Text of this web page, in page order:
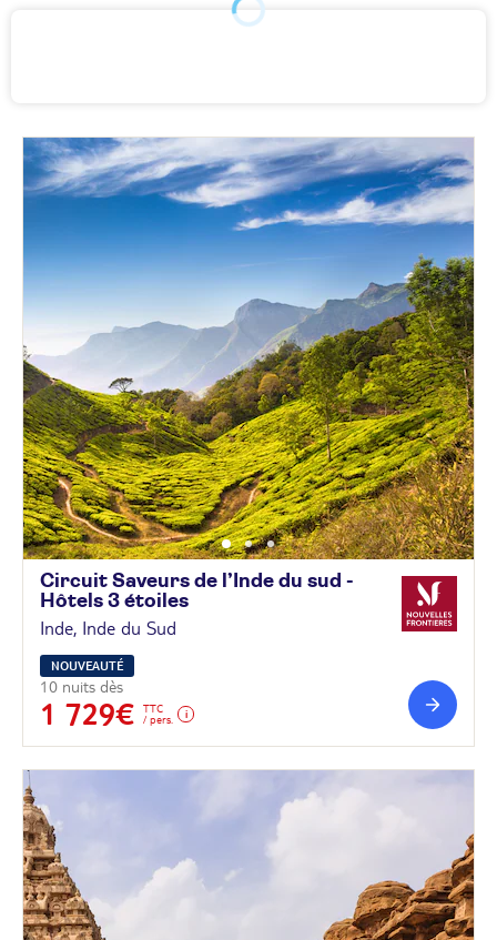
Circuit Saveurs de l’Inde du sud -
Hôtels 3 étoiles
Inde, Inde du Sud
NOUVEAUTÉ
10 nuits dès
1 729€
TTC
/ pers.